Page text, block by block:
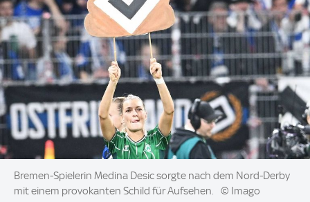
Image:
Bremen-Spielerin Medina Desic sorgte nach dem Nord-Derby
mit einem provokanten Schild für Aufsehen.
© Imago